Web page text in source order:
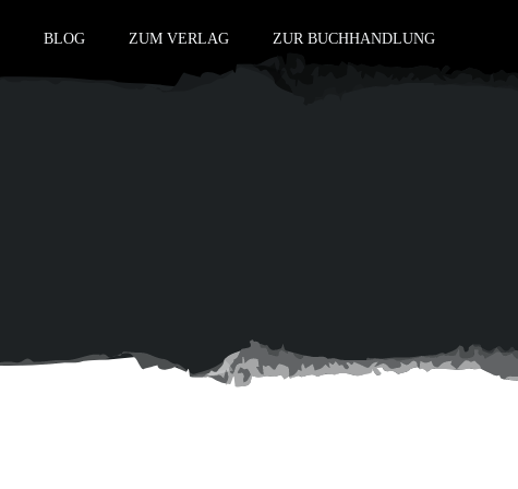
BLOG ZUM VERLAG ZUR BUCHHANDLUNG